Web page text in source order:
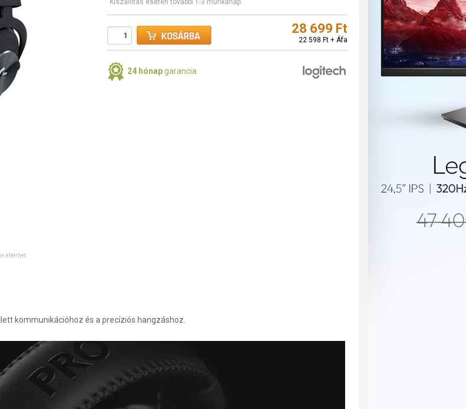
eltérhet.
Kiszállítás esetén további 1-3 munkanap.
28 699 Ft
22 598 Ft + Áfa
24 hónapgarancia
kommunikációhoz és a precíziós hangzáshoz.